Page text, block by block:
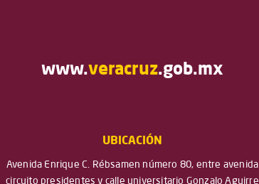
www.veracruz.gob.mx
UBICACIÓN
Avenida Enrique C. Rébsamen número 80, entre avenida
circuito presidentes y calle universitario Gonzalo Aguirre